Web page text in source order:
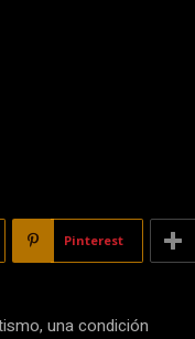
Pinterest
una condición